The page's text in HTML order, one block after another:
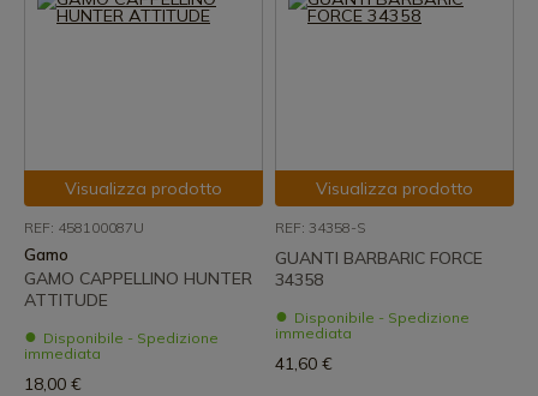
Visualizza prodotto
REF: 458100087U
Gamo
GAMO CAPPELLINO HUNTER
ATTITUDE
Disponibile - Spedizione
immediata
18,00 €
Visualizza prodotto
REF: 34358-S
GUANTI BARBARIC FORCE
34358
Disponibile - Spedizione
immediata
41,60 €